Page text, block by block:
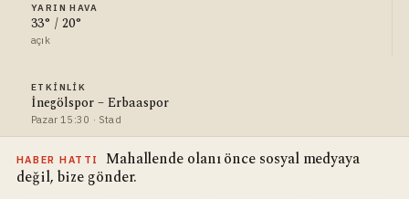
YARIN HAVA
33° / 20°
açık
ETKINLIK
İnegölspor – Erbaaspor
Pazar 15:30 · Stad
HABER HATTI
Mahallende olanı önce sosyal medyaya
değil, bize gönder.